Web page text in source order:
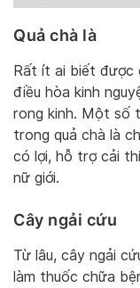
Quả chà là
Rất ít ai biết được
điều hòa kinh
rong kinh. Một số
trong quả chà là
có lợi, hỗ trợ cải
nữ giới.
Cây ngải cứu
Từ lâu, cây ngải
làm thuốc chữa